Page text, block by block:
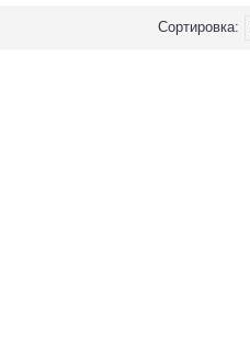
Сортировка: